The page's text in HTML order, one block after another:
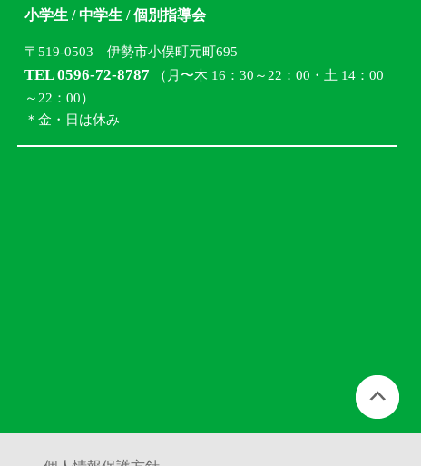
小学生 / 中学生 / 個別指導会
〒519-0503 伊勢市小俣町元町695
TEL 0596-72-8787 （月〜木 16：30～22：00・土 14：00
～22：00）
＊金・日は休み